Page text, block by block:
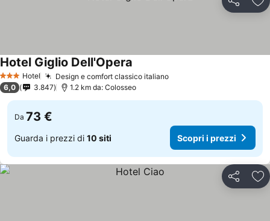
Condividi
3 StelleHotel Design e comfort classico italiano
Hotel Giglio Dell'Opera
6,0 3.847 1.2 km da: Colosseo
Da 73 €
Guarda i prezzi di 10 siti Scopri i prezzi
Condividi